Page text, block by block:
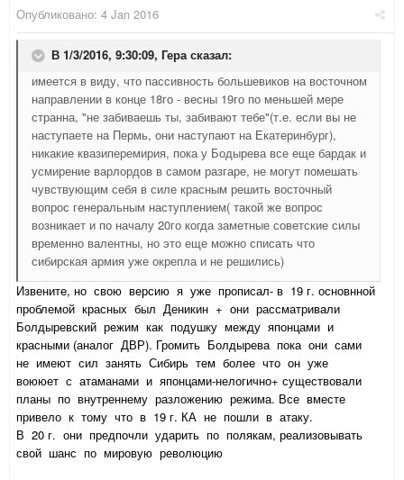
Опубликовано: 4 Jan 2016
В 1/3/2016, 9:30:09, Герасказал:
имеется в виду, что пассивность большевиков на восточном
направлении в конце 18го - весны 19го по меньшей мере
странна, "не забиваешь ты, забивают тебе"(т.е. если вы не
наступаете на Пермь, они наступают на Екатеринбург),
никакие квазиперемирия, пока у Бодырева все еще бардак и
усмирение варлордов в самом разгаре, не могут помешать
чувствующим себя в силе красным решить восточный
вопрос генеральным наступлением( такой же вопрос
возникает и по началу 20го когда заметные советские силы
временно валентны, но это еще можно списать что
сибирская армия уже окрепла и не решились)
Извените, но свою версию я уже прописал- в 19 г. основнной
проблемой красных был Деникин + они рассматривали
Болдыревский режим как подушку между японцами и
красными (аналог ДВР). Громить Болдырева пока они сами
не имеют сил занять Сибирь тем более что он уже
воююет с атаманами и японцами-нелогично+ существовали
планы по внутреннему разложению режима. Все вместе
привело к тому что в 19 г. КА не пошли в атаку.
В 20 г. они предпочли ударить по полякам, реализовывать
свой шанс по мировую революцию